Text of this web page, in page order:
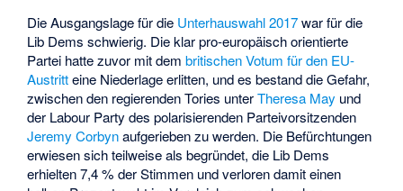
Die Ausgangslage für die Unterhauswahl 2017war für die
Lib Dems schwierig. Die klar pro-europäisch orientierte
Partei hatte zuvor mit dembritischen Votum für den EU-
Austritteine Niederlage erlitten, und es bestand die Gefahr,
zwischen den regierenden Tories unterTheresa May und
der Labour Party des polarisierenden Parteivorsitzenden
Jeremy Corbynaufgerieben zu werden. Die Befürchtungen
erwiesen sich teilweise als begründet, die Lib Dems
erhielten 7,4 % der Stimmen und verloren damit einen